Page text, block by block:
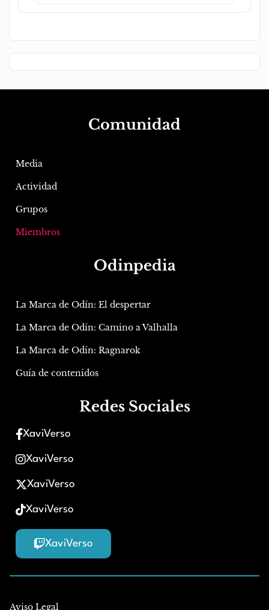
Comunidad
Media
Actividad
Grupos
Miembros
Odinpedia
La Marca de Odín: El despertar
La Marca de Odín: Camino a Valhalla
La Marca de Odín: Ragnarok
Guía de contenidos
Redes Sociales
XaviVerso
XaviVerso
XaviVerso
XaviVerso
XaviVerso
Aviso Legal